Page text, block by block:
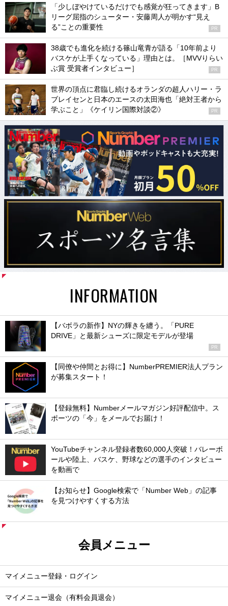
「少しぼやけているだけでも感覚が狂ってきます」B
リーグ屈指のシューター・安藤周人が明かす“見え
る”ことの重要性
PR
38歳でも進化を続ける篠山竜青が語る「10年前より
バスケが上手くなっている」理由とは。［MVVりらい
ぶ賞 受賞者インタビュー］
PR
世界の頂点に君臨し続けるオランダの超人ハリー・ラ
ブレイセンと日本のエースの太田海也「絶対王者から
学ぶこと」《ケイリン国際対談②》
PR
INFORMATION
【バボラの新作】NYの輝きを纏う。「PURE
DRIVE」と最新シューズに限定モデルが登場
PR
【同僚や仲間とお得に】NumberPREMIER法人プラン
が募集スタート！
【登録無料】Numberメールマガジン好評配信中。ス
ポーツの「今」をメールでお届け！
YouTubeチャンネル登録者数60,000人突破！バレーボ
ールや陸上、バスケ、野球などの選手のインタビュー
を動画で
【お知らせ】Google検索で「Number Web」の記事
を見つけやすくする方法
会員メニュー
マイメニュー登録・ログイン
マイメニュー退会（有料会員退会）